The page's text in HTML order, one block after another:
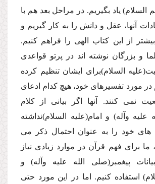
السلام) یاد بگیریم. در مراحل بعد هم با
آنها، عقل و دانش را به كار گیریم و
از این كتاب الهى را فراهم كنیم.
و بزرگان نوشته اند در پرتو قواعدى
السلام)براى ایشان تنظیم كرده
در مورد تفسیرهاى خود، هیچ كدام ادعاى
نمى كنند. آنها اگر بیانى از كلام
علیه وآله) و امام(علیه السلام)نداشته
هاى خود را به عنوان احتمال ذكر مى
ما براى فهم قرآن در موارد زیادى نیاز
پیغمبر(صلى الله علیه وآله) و
استفاده كنیم. اما در این مورد حتى